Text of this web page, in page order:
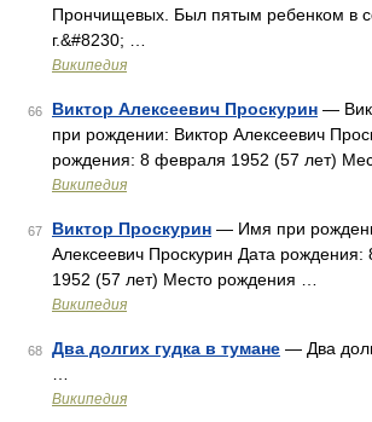
Прончищевых. Был пятым ребенком в
г.&#8230; …
Википедия
66 Виктор Алексеевич Проскурин —
при рождении: Виктор Алексеевич
рождения: 8 февраля 1952 (57 лет)
Википедия
67 Виктор Проскурин — Имя при
Алексеевич Проскурин Дата рождения:
1952 (57 лет) Место рождения …
Википедия
68 Два долгих гудка в тумане — Два
Википедия